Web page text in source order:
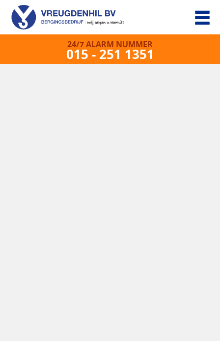
24/7 ALARM NUMMER
015 - 251 1351